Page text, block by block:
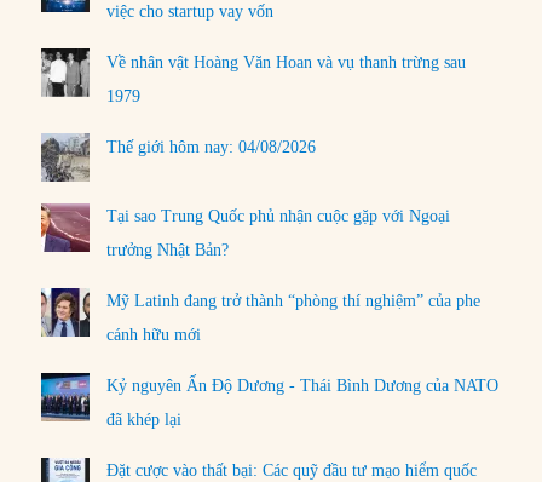
việc cho startup vay vốn
Về nhân vật Hoàng Văn Hoan và vụ thanh trừng sau
1979
Thế giới hôm nay: 04/08/2026
Tại sao Trung Quốc phủ nhận cuộc gặp với Ngoại
trưởng Nhật Bản?
Mỹ Latinh đang trở thành “phòng thí nghiệm” của phe
cánh hữu mới
Kỷ nguyên Ấn Độ Dương - Thái Bình Dương của NATO
đã khép lại
Đặt cược vào thất bại: Các quỹ đầu tư mạo hiểm quốc